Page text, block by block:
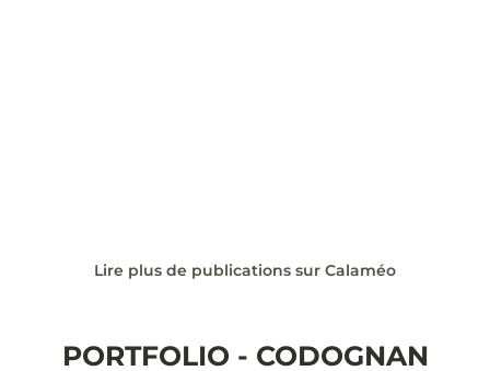
Lire plus de publications sur Calaméo
PORTFOLIO - CODOGNAN